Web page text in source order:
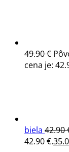
49.90€
cena je:
biela 42.90
42.90 €.